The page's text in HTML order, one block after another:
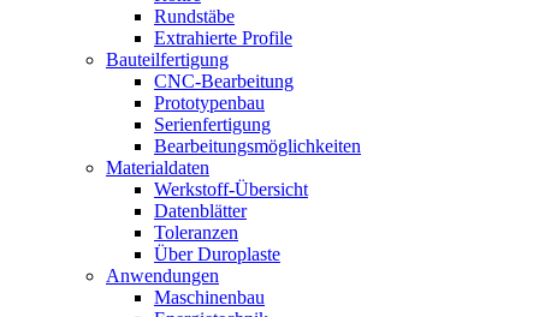
Rundstäbe
Extrahierte Profile
Bauteilfertigung
CNC-Bearbeitung
Prototypenbau
Serienfertigung
Bearbeitungsmöglichkeiten
Materialdaten
Werkstoff-Übersicht
Datenblätter
Toleranzen
Über Duroplaste
Anwendungen
Maschinenbau